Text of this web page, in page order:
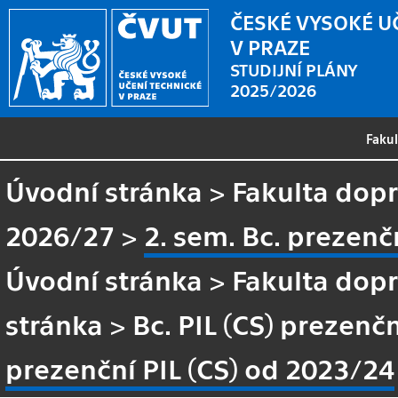
ČESKÉ VYSOKÉ
V PRAZE
STUDIJNÍ PLÁNY
2025/2026
Úvodní stránka > Fakulta
2026/27 > 2. sem. Bc.
Úvodní stránka > Fakulta
stránka > Bc. PIL (CS)
prezenční PIL (CS) od 2023/24